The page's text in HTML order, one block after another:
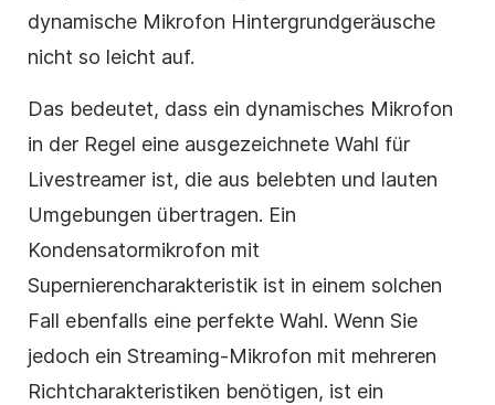
dynamische Mikrofon Hintergrundgeräusche
nicht so leicht auf.
Das bedeutet, dass ein dynamisches Mikrofon
in der Regel eine ausgezeichnete Wahl für
Livestreamer ist, die aus belebten und lauten
Umgebungen übertragen. Ein
Kondensatormikrofon mit
Supernierencharakteristik ist in einem solchen
Fall ebenfalls eine perfekte Wahl. Wenn Sie
jedoch ein Streaming-Mikrofon mit mehreren
Richtcharakteristiken benötigen, ist ein